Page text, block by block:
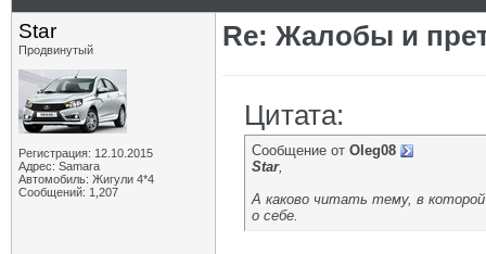
Star
Продвинутый
Регистрация: 12.10.2015
Адрес: Samara
Автомобиль: Жигули 4*4
Сообщений: 1,207
Re: Жалобы и
Цитата:
Сообщение от Oleg08
Star,
А каково читать тему, в
о себе.